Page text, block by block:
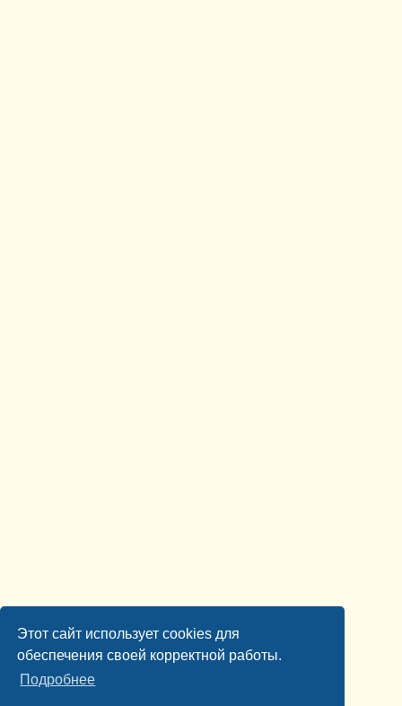
Этот сайт использует cookies для
обеспечения своей корректной работы.
Подробнее